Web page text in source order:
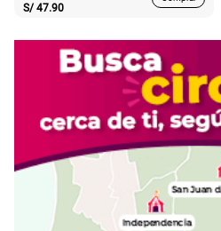
S/ 47.90